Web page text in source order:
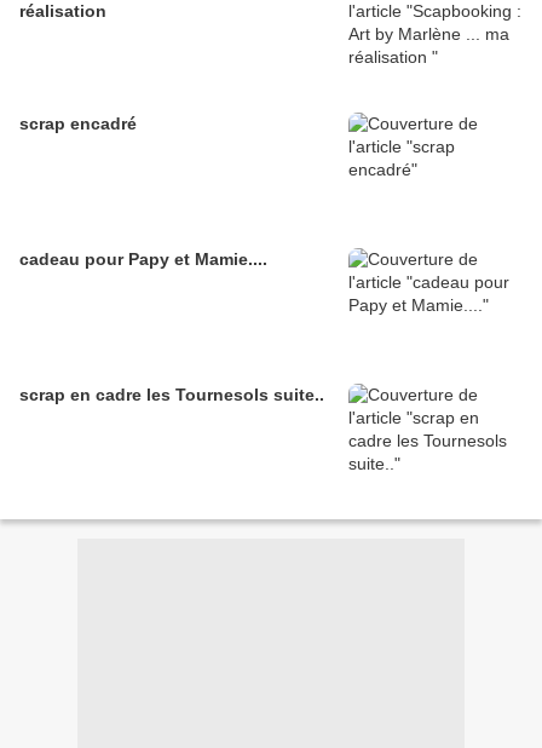
réalisation
scrap encadré
cadeau pour Papy et Mamie....
scrap en cadre les Tournesols suite..